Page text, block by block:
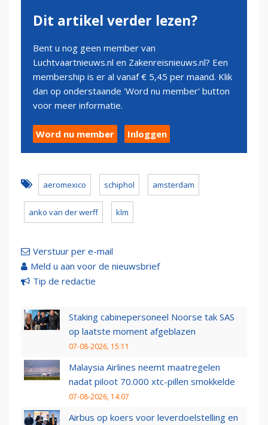
Dit artikel verder lezen?
Bent u nog geen member van
Luchtvaartnieuws.nl en Zakenreisnieuws.nl? Een
membership is er al vanaf € 5,45 per maand. Klik
dan op onderstaande 'Word nu member' button
voor meer informatie.
Word nu member Inloggen
aeromexico schiphol amsterdam
anko van der werff klm
Verstuur per e-mail
Meld u aan voor de nieuwsbrief
Tip de redactie
Staking cabinepersoneel Noorse tak SAS
op laatste moment afgeblazen
07-08-2026, 15:11
Malaysia Airlines neemt maatregelen
nadat piloot 70.000 xtc-pillen smokkelde
07-08-2026, 14:07
Airbus op koers voor leverdoelstelling en